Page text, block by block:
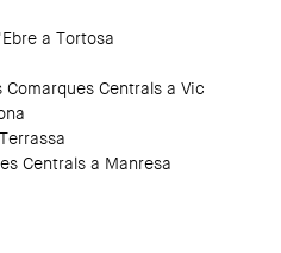
a Tortosa
Centrals a Vic
Centrals a Manresa